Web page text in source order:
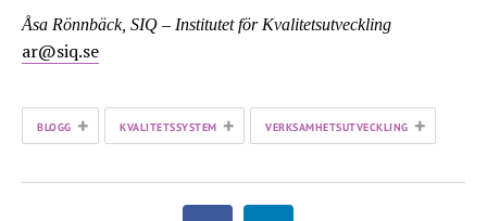
Åsa Rönnbäck, SIQ – Institutet för Kvalitetsutveckling
ar@siq.se
BLOGG + KVALITETSSYSTEM + VERKSAMHETSUTVECKLING +